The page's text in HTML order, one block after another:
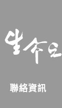
聯絡資訊